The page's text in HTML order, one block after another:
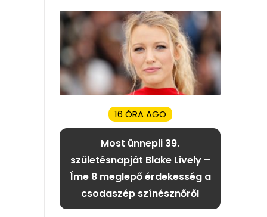
16 ÓRA AGO
Most ünnepli 39.
születésnapját Blake Lively –
Íme 8 meglepő érdekesség a
csodaszép színésznőről